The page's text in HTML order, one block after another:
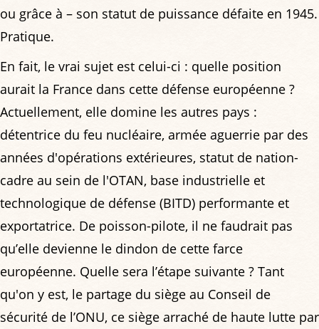
ou grâce à – son statut de puissance défaite en 1945.
Pratique.
En fait, le vrai sujet est celui-ci : quelle position
aurait la France dans cette défense européenne ?
Actuellement, elle domine les autres pays :
détentrice du feu nucléaire, armée aguerrie par des
années d'opérations extérieures, statut de nation-
cadre au sein de l'OTAN, base industrielle et
technologique de défense (BITD) performante et
exportatrice. De poisson-pilote, il ne faudrait pas
qu’elle devienne le dindon de cette farce
européenne. Quelle sera l’étape suivante ? Tant
qu'on y est, le partage du siège au Conseil de
sécurité de l’ONU, ce siège arraché de haute lutte par